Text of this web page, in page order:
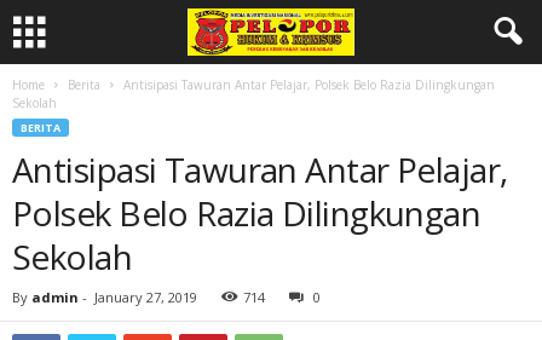
Home Berita
Antisipasi Tawuran Antar Pelajar, Polsek Belo Razia Dilingkungan
Sekolah
BERITA
Antisipasi Tawuran Antar Pelajar,
Polsek Belo Razia Dilingkungan
Sekolah
By admin - January 27, 2019 714 0